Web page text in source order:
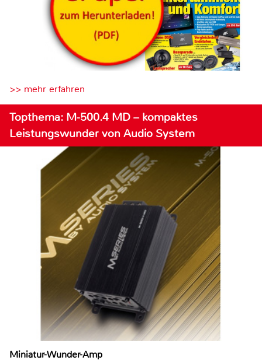
>> mehr erfahren
Topthema: M-500.4 MD – kompaktes
Leistungswunder von Audio System
Miniatur-Wunder-Amp